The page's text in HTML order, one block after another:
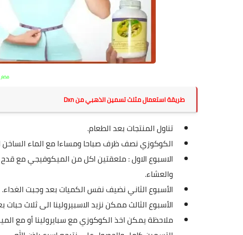
مضار
‏ طريقة استعمال مثلث تسمين الذهبي من Dxn
تناول المنتجات بعد الطعام.
الكوكوزي نصف ظرف صباحا ومساءا مع الماء الساخن
الاسبوع الاول : ملعقتين اكل من الميكوفيجي مع
والعشاء.
الأسبوع الثاني نضيف نفس الكميات بعد وجبت الغداء.
الأسبوع الثالث ممكن نزيد الاسبيرولينا الى ثلاث حبات
ملاحظة يمكن اخذ الكوكوزي مع سبايرولينا أو مع